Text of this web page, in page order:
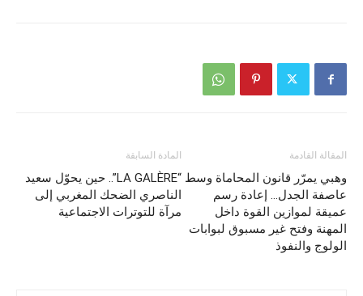
المادة السابقة
“LA GALÈRE”.. حين يحوّل سعيد
الناصري الضحك المغربي إلى
مرآة للتوترات الاجتماعية
المقالة القادمة
وهبي يمرّر قانون المحاماة وسط
عاصفة الجدل… إعادة رسم
عميقة لموازين القوة داخل
المهنة وفتح غير مسبوق لبوابات
الولوج والنفوذ